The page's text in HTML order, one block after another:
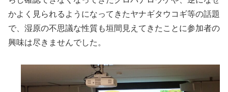
かよく見られるようになってきたヤナギタウコギ等の話題
で、湿原の不思議な性質も垣間見えてきたことに参加者の
興味は尽きませんでした。